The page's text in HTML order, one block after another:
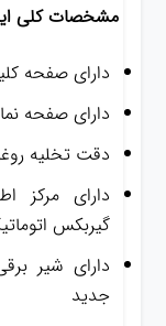
مشخصات کلی
دارای صفحه
دارای صفحه
دقت تخلیه روغن کارکرده
دارای مرکز
گیربکس
دارای شیر
جدید